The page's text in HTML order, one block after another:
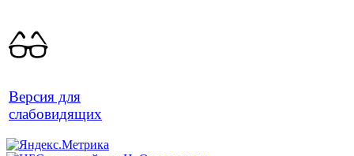
Версия для
слабовидящих